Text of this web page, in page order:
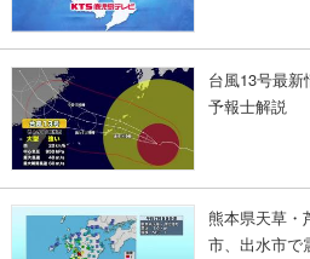
台風13号最
予報士解説
熊本県天草
市、出水市